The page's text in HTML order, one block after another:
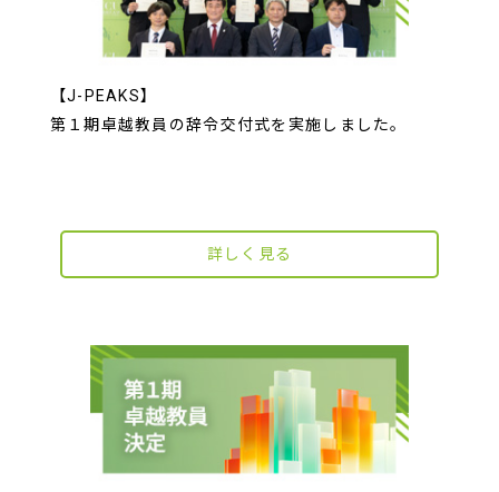
【J-PEAKS】
第１期卓越教員の辞令交付式を実施しました。
詳しく見る